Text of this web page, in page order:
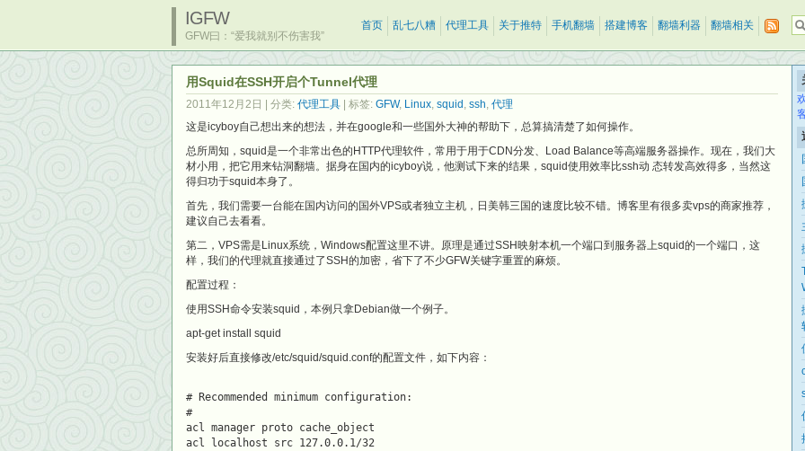
IGFW
GFW曰：“爱我就别不伤害我”
首页 乱七八糟 代理工具 关于推特 手机翻墙 搭建博客 翻墙利器 翻墙相关
用Squid在SSH开启个Tunnel代理
2011年12月2日 | 分类: 代理工具 | 标签: GFW, Linux, squid , ssh, 代理
这是icyboy自己想出来的想法，并在google和一些国外大神的帮助下，总算搞清楚了如何操作。
总所周知，squid是一个非常出色的HTTP代理软件，常用于用于CDN分发、Load Balance等高端服务器操作。现在，我们大
材小用，把它用来钻洞翻墙。据身在国内的icyboy说，他测试下来的结果，squid使用效率比ssh动 态转发高效得多，当然这
得归功于squid本身了。
首先，我们需要一台能在国内访问的国外VPS或者独立主机，日美韩三国的速度比较不错。博客里有很多卖vps的商家推荐，
建议自己去看看。
第二，VPS需是Linux系统，Windows配置这里不讲。原理是通过SSH映射本机一个端口到服务器上squid的一个端口，这
样，我们的代理就直接通过了SSH的加密，省下了不少GFW关键字重置的麻烦。
配置过程：
使用SSH命令安装squid，本例只拿Debian做一个例子。
apt-get install squid
安装好后直接修改/etc/squid/squid.conf的配置文件，如下内容：
# Recommended minimum configuration:
#
acl manager proto cache_object
acl localhost src 127.0.0.1/32